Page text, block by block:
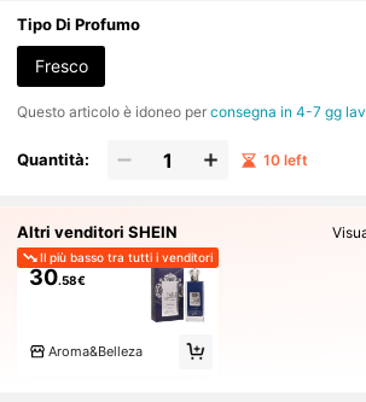
Tipo Di Profumo
Fresco
Questo articolo è idoneo perconsegna in 4-7 gg lav
Quantità: 10 left
Altri venditori SHEIN
Il più basso tra tutti i venditori
30.58€
Aroma&Belleza